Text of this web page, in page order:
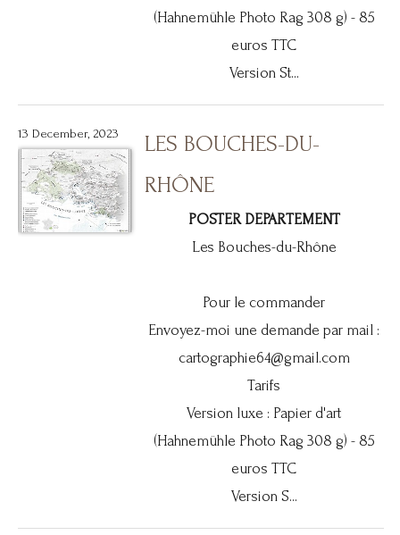
(Hahnemühle Photo Rag 308 g) - 85
euros TTC
Version St...
13 December, 2023
LES BOUCHES-DU-
RHÔNE
POSTER DEPARTEMENT
Les Bouches-du-Rhône
Pour le commander
Envoyez-moi une demande par mail :
cartographie64@gmail.com
Tarifs
Version luxe : Papier d'art
(Hahnemühle Photo Rag 308 g) - 85
euros TTC
Version S...